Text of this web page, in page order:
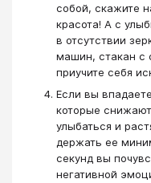
собой, скажите
красота! А с
в отсутствии
машин, стакан с
приучите себя
Если вы
которые
улыбаться и
держать ее
секунд вы
негативной